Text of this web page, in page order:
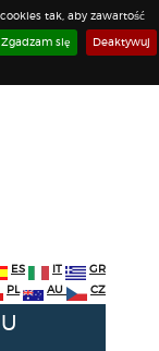
tak, aby zawartość
Zgadzam się Deaktywuj
ES IT
GR
PL AU CZ